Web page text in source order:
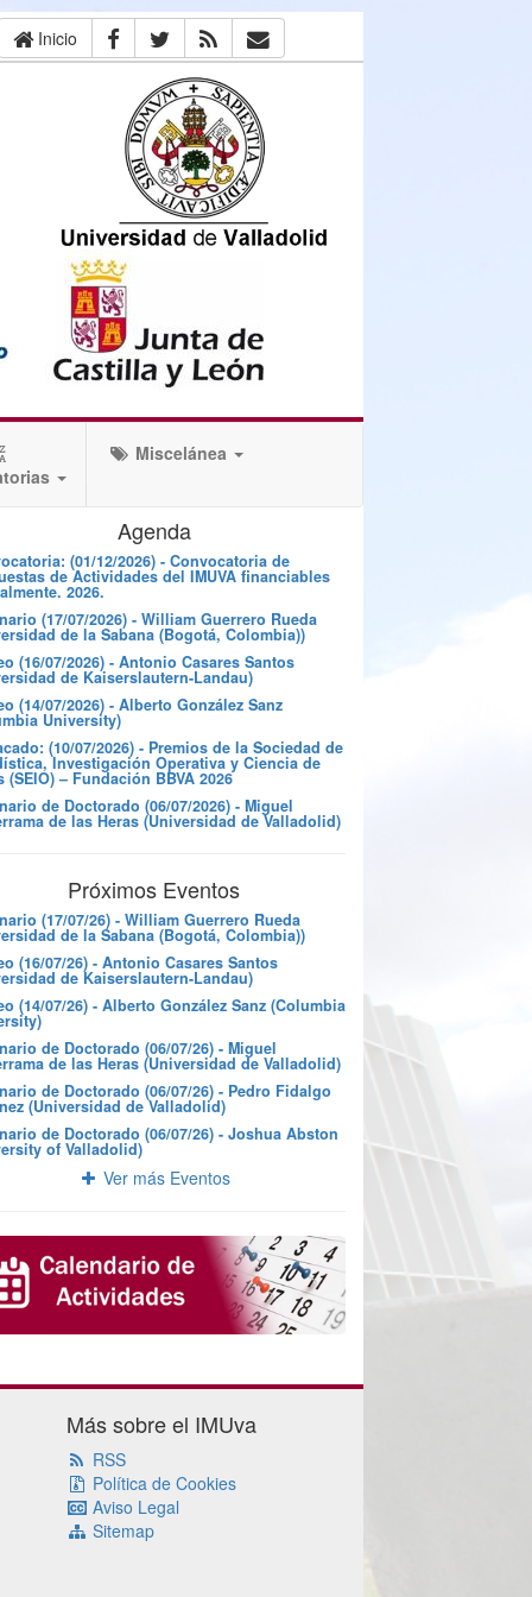
Inicio
Miscelánea
Agenda
(01/12/2026) - Convocatoria de
de Actividades del IMUVA financiables
2026.
(17/07/2026) - William Guerrero Rueda
de la Sabana (Bogotá, Colombia))
(16/07/2026) - Antonio Casares Santos
de Kaiserslautern-Landau)
(14/07/2026) - Alberto González Sanz
University)
(10/07/2026) - Premios de la Sociedad de
Investigación Operativa y Ciencia de
(SEIO) – Fundación BBVA 2026
de Doctorado (06/07/2026) - Miguel
de las Heras (Universidad de Valladolid)
Próximos Eventos
(17/07/26) - William Guerrero Rueda
de la Sabana (Bogotá, Colombia))
(16/07/26) - Antonio Casares Santos
de Kaiserslautern-Landau)
(14/07/26) - Alberto González Sanz (Columbia
de Doctorado (06/07/26) - Miguel
de las Heras (Universidad de Valladolid)
de Doctorado (06/07/26) - Pedro Fidalgo
(Universidad de Valladolid)
de Doctorado (06/07/26) - Joshua Abston
of Valladolid)
Ver más Eventos
Más sobre el IMUva
RSS
Política de Cookies
Aviso Legal
Sitemap